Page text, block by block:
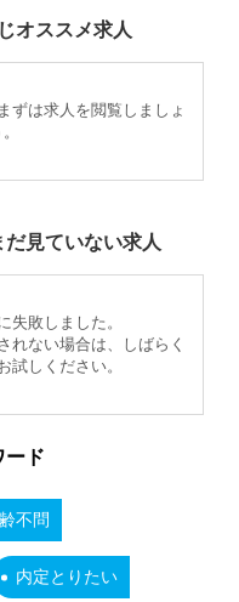
オススメ求人
ずは求人を閲覧しましょ
見ていない求人
失敗しました。
れない場合は、しばらく
試しください。
ード
不問
内定とりたい